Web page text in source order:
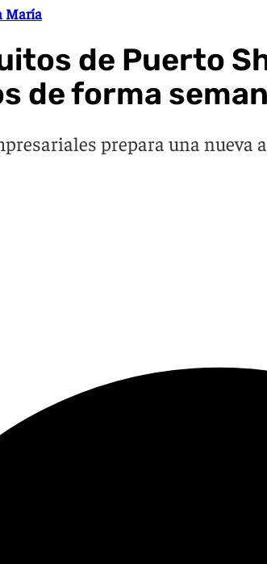
María
de Puerto
de forma
prepara una